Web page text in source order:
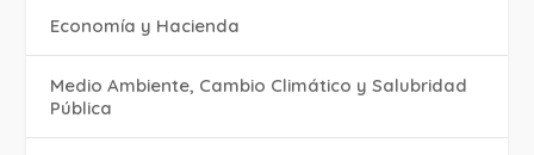
Economía y Hacienda
Medio Ambiente, Cambio Climático y Salubridad
Pública